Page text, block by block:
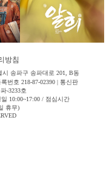
방침
송파구 송파대로 201, B동
번호 218-87-02390 | 통신판
-3233호
일 10:00~17:00 / 점심시간
휴무)